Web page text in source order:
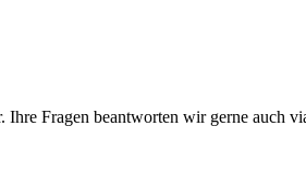
Fragen beantworten wir gerne auch